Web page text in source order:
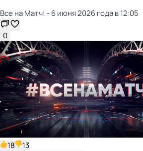
Все на Матч! - 6 июня 2026 года в 12:05
0
18
13